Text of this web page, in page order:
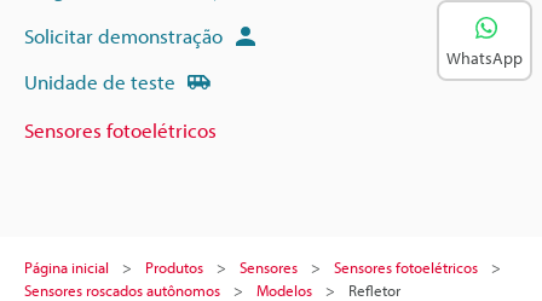
Solicitar demonstração
Unidade de teste
Sensores fotoelétricos
Página inicial Produtos Sensores
Sensores fotoelétricos
Sensores roscados autônomos
Modelos Refletor
WhatsApp